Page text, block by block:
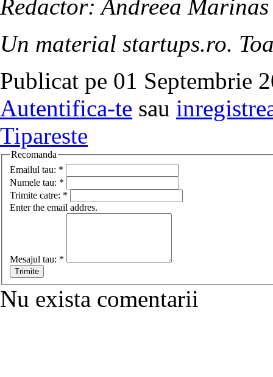
Redactor: Andreea Marinas
Un material startups.ro.
Publicat pe 01 Septembrie
Autentifica-te sau
Tipareste
Recomanda
Emailul tau: *
Numele tau: *
Trimite catre: *
Enter the email addres.
Mesajul tau: *
Nu exista comentarii